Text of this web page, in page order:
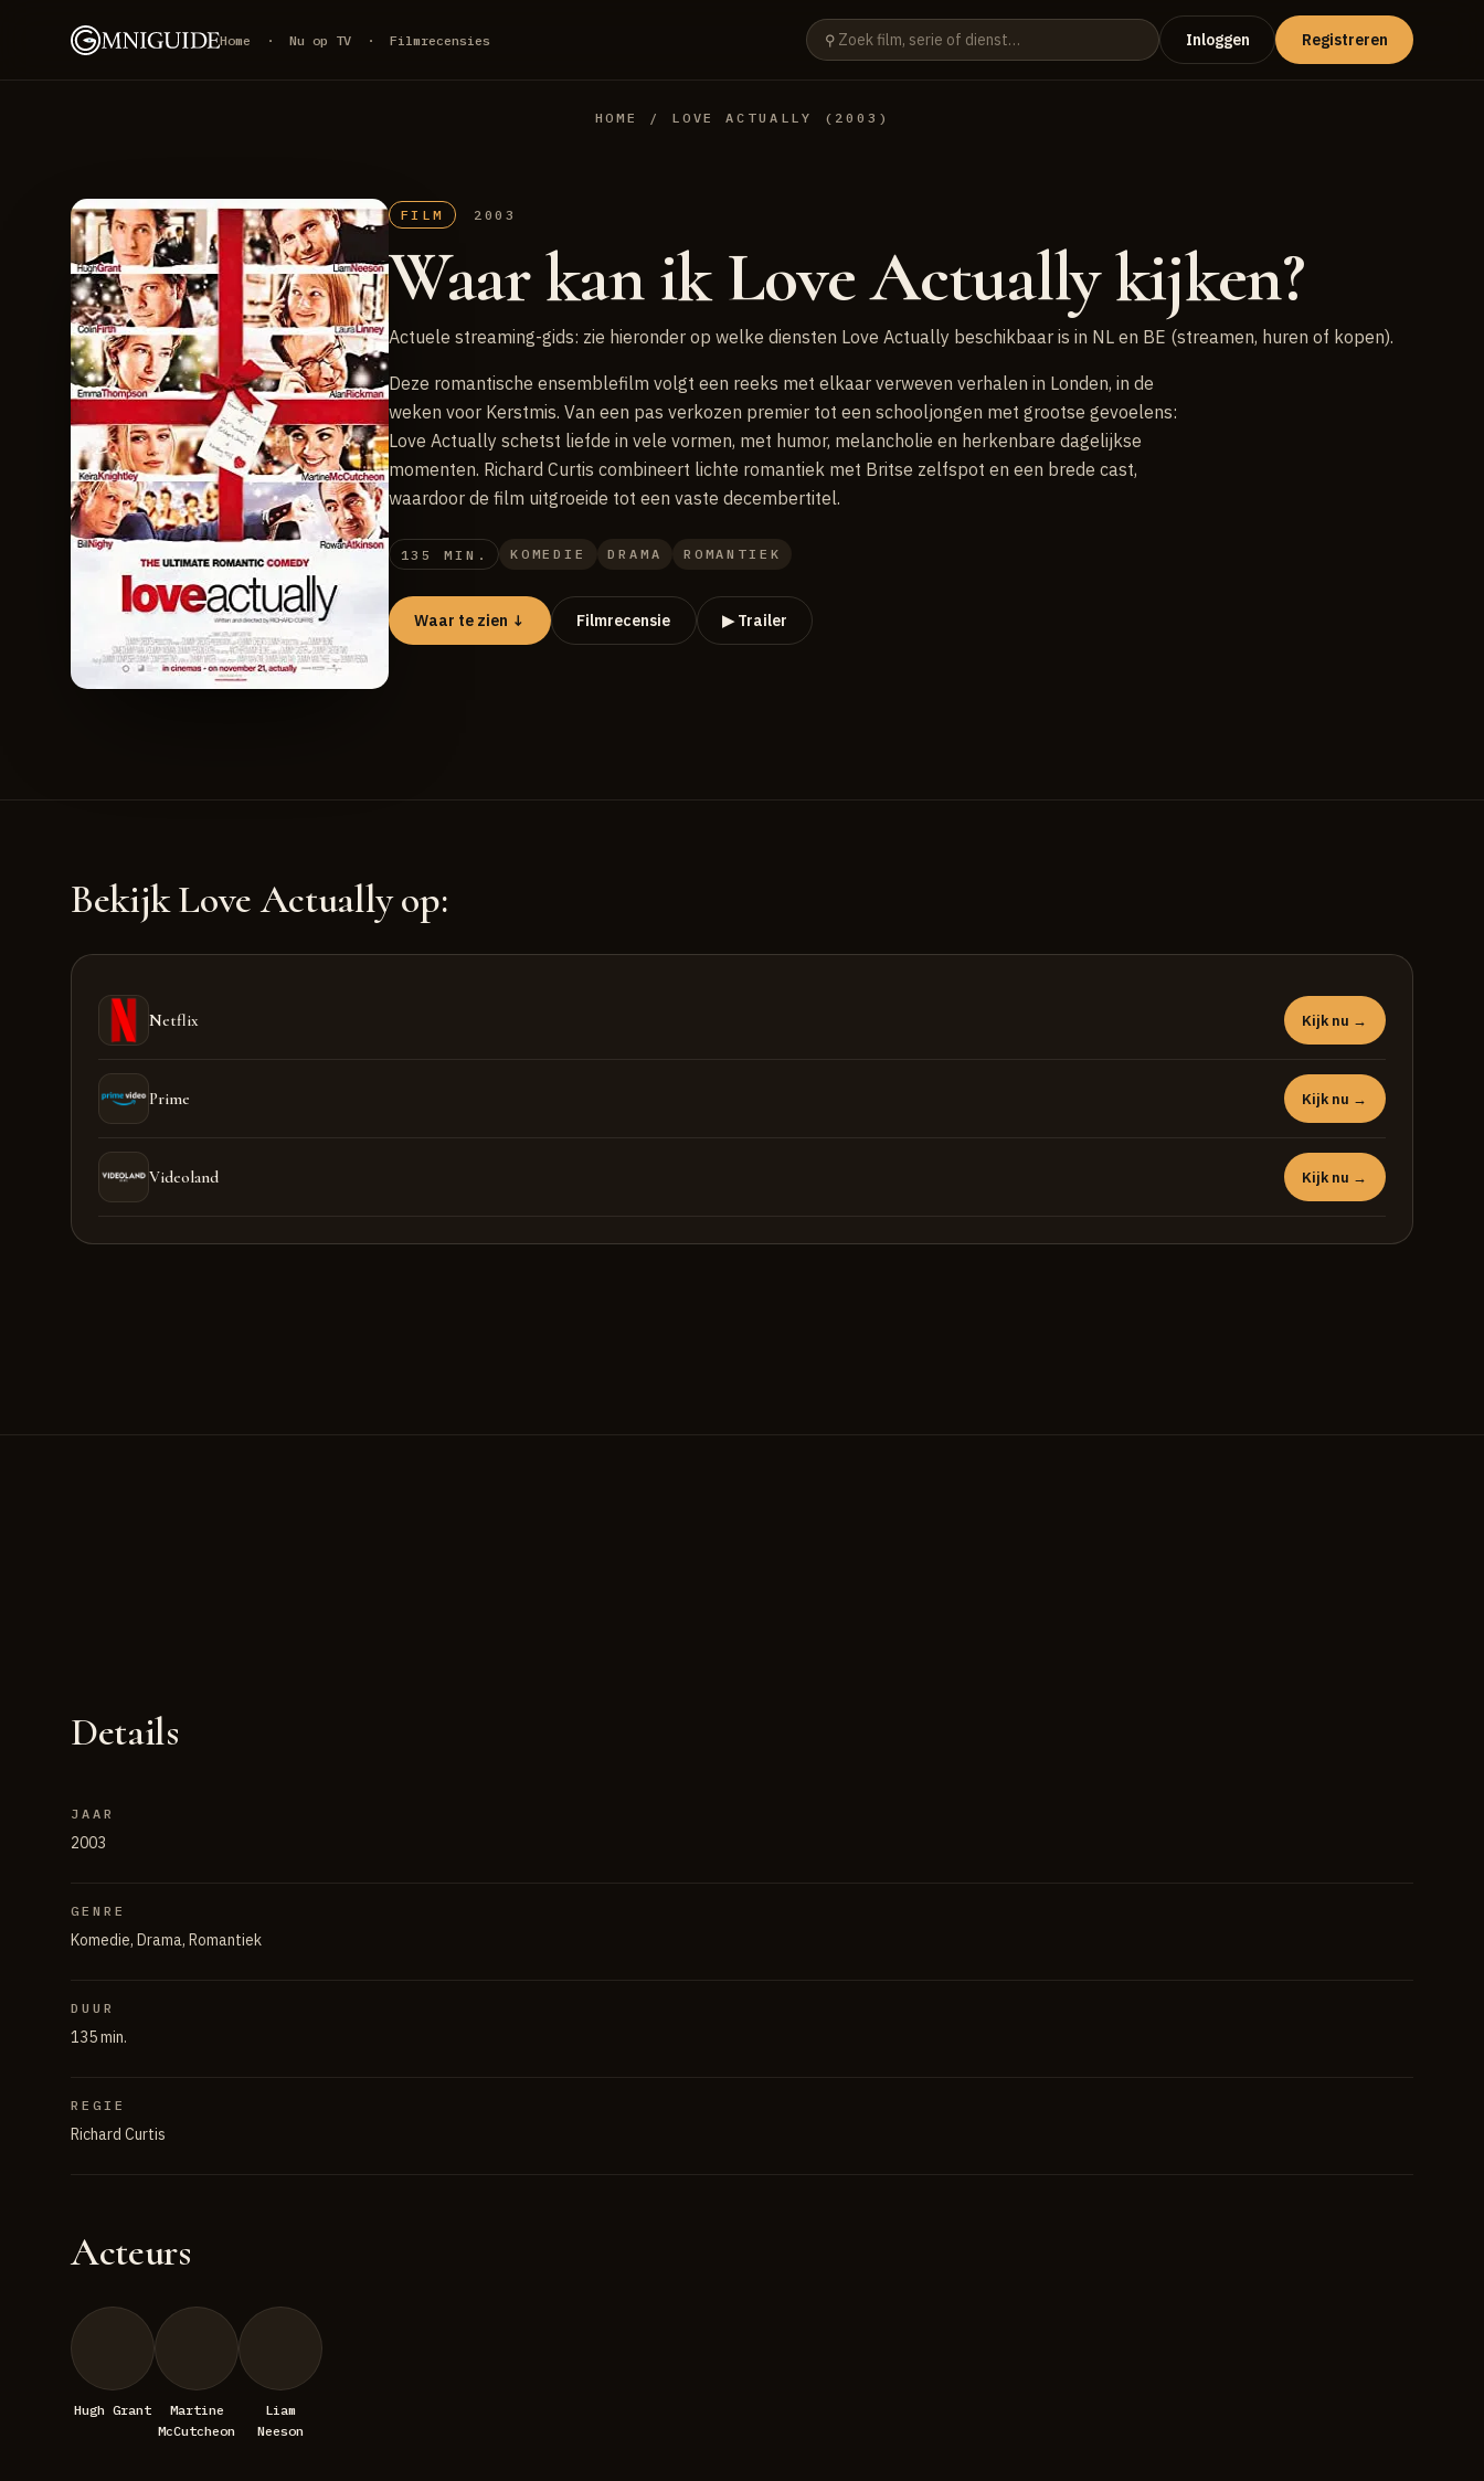
Home · Nu op TV· Filmrecensies ⚲ Inloggen Registreren
HOME / LOVE ACTUALLY (2003)
FILM 2003
Waar kan ik Love Actually kijken?
Actuele streaming-gids: zie hieronder op welke diensten Love Actually beschikbaar is in NL en BE (streamen, huren of kopen).
Deze romantische ensemblefilm volgt een reeks met elkaar verweven verhalen in Londen, in de
weken voor Kerstmis. Van een pas verkozen premier tot een schooljongen met grootse gevoelens:
Love Actually schetst liefde in vele vormen, met humor, melancholie en herkenbare dagelijkse
momenten. Richard Curtis combineert lichte romantiek met Britse zelfspot en een brede cast,
waardoor de film uitgroeide tot een vaste decembertitel.
135 MIN. KOMEDIE DRAMA ROMANTIEK
Waar te zien ↓ Filmrecensie ▶ Trailer
Bekijk Love Actually op:
Netflix Kijk nu →
Prime Kijk nu →
Videoland Kijk nu →
Details
JAAR
2003
GENRE
Komedie, Drama, Romantiek
DUUR
135 min.
REGIE
Richard Curtis
Acteurs
Hugh Grant
Martine
McCutcheon
Liam
Neeson